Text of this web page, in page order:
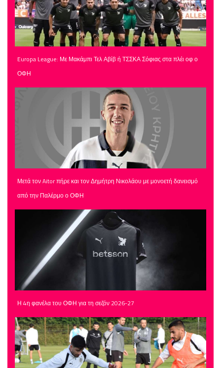
Europa League: Με Μακάμπι Τελ Αβίβ ή ΤΣΣΚΑ Σόφιας στα πλέι οφ ο
ΟΦΗ
Μετά τον Aitor πήρε και τον Δημήτρη Νικολάου με μονοετή δανεισμό
από την Παλέρμο ο ΟΦΗ
Η 4η φανέλα του ΟΦΗ για τη σεζόν 2026-27